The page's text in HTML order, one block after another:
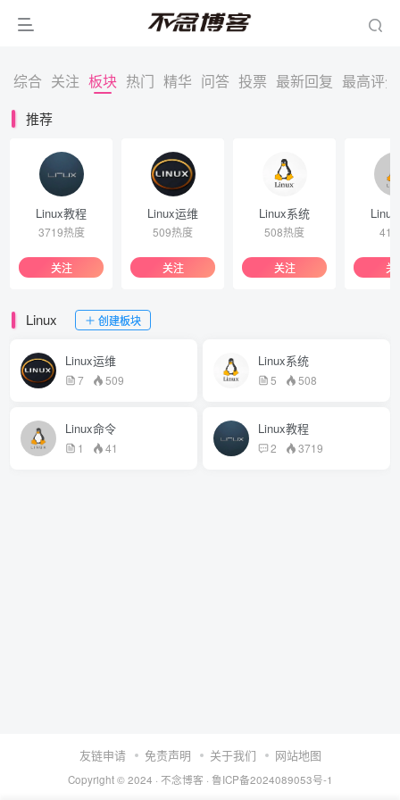
综合 关注 板块 热门 精华 问答 投票 最新回复 最高评分
推荐
Linux教程
3719热度
关注
Linux运维
509热度
关注
Linux系统
508热度
关注
41
关
Linux 创建板块
Linux运维
7 509
Linux系统
5 508
Linux命令
1 41
Linux教程
2 3719
友链申请 免责声明 关于我们 网站地图
Copyright © 2024 · 不念博客 · 鲁ICP备2024089053号-1